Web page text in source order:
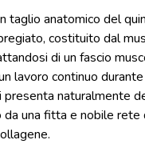
taglio anatomico del
costituito dal
di un fascio
lavoro continuo
presenta naturalmente
una fitta e nobile rete